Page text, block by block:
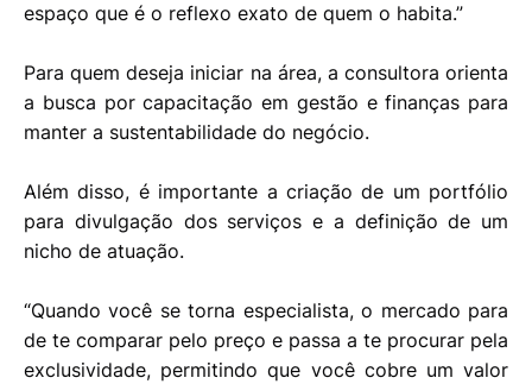
espaço que é o reflexo exato de quem o habita.”
Para quem deseja iniciar na área, a consultora orienta
a busca por capacitação em gestão e finanças para
manter a sustentabilidade do negócio.
Além disso, é importante a criação de um portfólio
para divulgação dos serviços e a definição de um
nicho de atuação.
“Quando você se torna especialista, o mercado para
de te comparar pelo preço e passa a te procurar pela
exclusividade, permitindo que você cobre um valor